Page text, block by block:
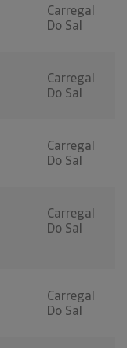
Carregal
Do Sal
Carregal
Do Sal
Carregal
Do Sal
Carregal
Do Sal
Carregal
Do Sal